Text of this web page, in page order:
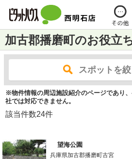
加古郡播磨町のお役立
スポットを
※物件情報の周辺施設紹介のページであり
社では対応できません。
該当件数24件
望海公園
兵庫県加古郡播磨町古宮